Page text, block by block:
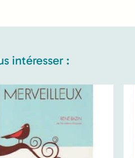
intéresser :